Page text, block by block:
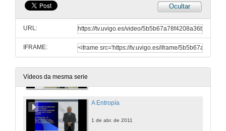
Ocultar
URL:
IFRAME:
Vídeos da mesma serie
Primeira lei da Termodinámica
1 de abr. de 2011
Aplicación da primeira lei
A Entropía
1 de abr. de 2011